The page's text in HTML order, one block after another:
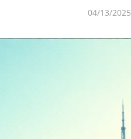
04/13/2025